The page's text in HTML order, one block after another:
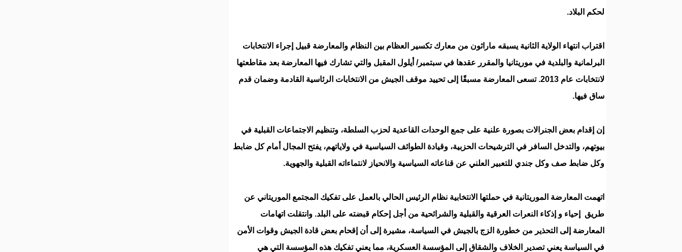
لحكم البلاد.
اقتراب انتهاء الولاية الثانية يسبقه ماراثون من معارك تكسير العظام بين النظام والمعارضة قبيل إجراء الانتخابات
البرلمانية والبلدية في موريتانيا والمقرر عقدها في سبتمبر/ أيلول المقبل والتي تشارك فيها المعارضة بعد مقاطعتها
لانتخابات عام 2013. تسعى المعارضة مسبقًا إلى تحييد موقف الجيش من الانتخابات الرئاسية القادمة وضمان قدم
ساق فيها.
إن إقدام بعض الجنرالات بصورة علنية على جمع الوحدات القاعدية لحزب السلطة، وتنظيم الاجتماعات القبلية في
بيوتهم، والتدخل السافر في الترشيحات الحزبية، وقيادة الطوائف السياسية في ولاياتهم، يفتح المجال أمام كل ضابط
وكل ضابط صف وكل جندي للتعبير العلني عن قناعاته السياسية والانحياز لانتماءاته القبلية والجهوية.
اتهمت المعارضة الموريتانية في حملتها الانتخابية نظام الرئيس الحالي بالعمل على تفكيك المجتمع الموريتاني عن
طريق إحياء و إذكاء النعرات العرقية والقبلية والشرائحية من أجل إحكام قبضته على البلد. وانتقلت اتهامات
المعارضة إلى التحذير من خطورة الزج بالجيش في السياسة، مشيرة إلى أن إقحام بعض قادة الجيش وقوات الأمن
في السياسة يعني تصدير الخلاف والشقاق إلى المؤسسة العسكرية، مما يعني تفكيك هذه المؤسسة التي هي